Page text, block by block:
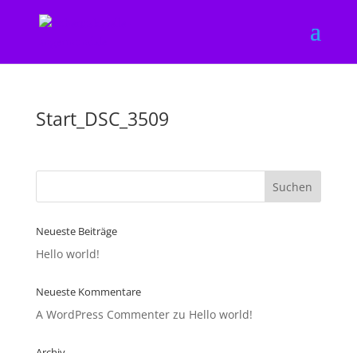
Start_DSC_3509
Neueste Beiträge
Hello world!
Neueste Kommentare
A WordPress Commenterzu Hello world!